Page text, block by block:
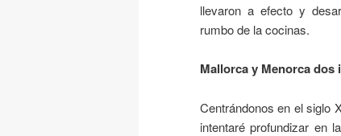
llevaron a efecto y
rumbo de la cocinas.
Mallorca y Menorca dos
Centrándonos en el siglo
intentaré profundizar en